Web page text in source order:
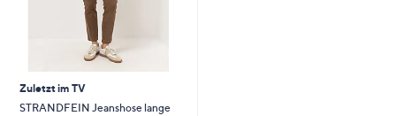
anzuzeigen.
Zuletzt im TV
STRANDFEIN Jeanshose lange